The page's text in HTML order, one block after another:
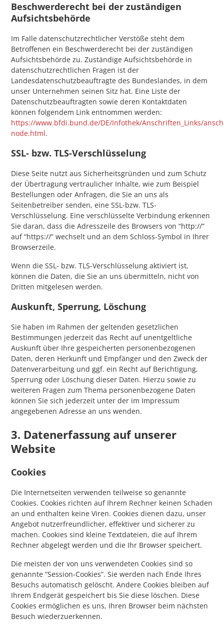
Beschwerderecht bei der zuständigen
Aufsichtsbehörde
Im Falle datenschutzrechtlicher Verstöße steht dem
Betroffenen ein Beschwerderecht bei der zuständigen
Aufsichtsbehörde zu. Zuständige Aufsichtsbehörde in
datenschutzrechtlichen Fragen ist der
Landesdatenschutzbeauftragte des Bundeslandes, in dem
unser Unternehmen seinen Sitz hat. Eine Liste der
Datenschutzbeauftragten sowie deren Kontaktdaten
können folgendem Link entnommen werden:
https://www.bfdi.bund.de/DE/Infothek/Anschriften_Links/
node.html.
SSL- bzw. TLS-Verschlüsselung
Diese Seite nutzt aus Sicherheitsgründen und zum Schutz
der Übertragung vertraulicher Inhalte, wie zum Beispiel
Bestellungen oder Anfragen, die Sie an uns als
Seitenbetreiber senden, eine SSL-bzw. TLS-
Verschlüsselung. Eine verschlüsselte Verbindung erkennen
Sie daran, dass die Adresszeile des Browsers von “http://”
auf “https://” wechselt und an dem Schloss-Symbol in Ihrer
Browserzeile.
Wenn die SSL- bzw. TLS-Verschlüsselung aktiviert ist,
können die Daten, die Sie an uns übermitteln, nicht von
Dritten mitgelesen werden.
Auskunft, Sperrung, Löschung
Sie haben im Rahmen der geltenden gesetzlichen
Bestimmungen jederzeit das Recht auf unentgeltliche
Auskunft über Ihre gespeicherten personenbezogenen
Daten, deren Herkunft und Empfänger und den Zweck der
Datenverarbeitung und ggf. ein Recht auf Berichtigung,
Sperrung oder Löschung dieser Daten. Hierzu sowie zu
weiteren Fragen zum Thema personenbezogene Daten
können Sie sich jederzeit unter der im Impressum
angegebenen Adresse an uns wenden.
3. Datenerfassung auf unserer
Website
Cookies
Die Internetseiten verwenden teilweise so genannte
Cookies. Cookies richten auf Ihrem Rechner keinen Schaden
an und enthalten keine Viren. Cookies dienen dazu, unser
Angebot nutzerfreundlicher, effektiver und sicherer zu
machen. Cookies sind kleine Textdateien, die auf Ihrem
Rechner abgelegt werden und die Ihr Browser speichert.
Die meisten der von uns verwendeten Cookies sind so
genannte “Session-Cookies”. Sie werden nach Ende Ihres
Besuchs automatisch gelöscht. Andere Cookies bleiben auf
Ihrem Endgerät gespeichert bis Sie diese löschen. Diese
Cookies ermöglichen es uns, Ihren Browser beim nächsten
Besuch wiederzuerkennen.